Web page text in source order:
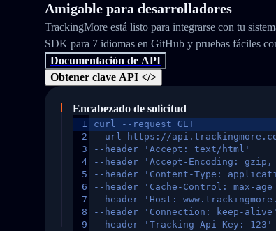
Amigable para desarrolladores
TrackingMore está listo para integrarse con tu
SDK para 7 idiomas en GitHub y pruebas fáciles
Documentación de API
Obtener clave API </>
Encabezado de solicitud
1
2
3
4
5
6
7
8
9
curl --request GET
--url https://api.trackingmore.com/
--header 'Accept: text/html'
--header 'Accept-Encoding:
--header 'Content-Type:
--header 'Cache-Control: max-
--header 'Host:
--header 'Connection: keep-alive'
--header 'Tracking-Api-Key: 123'